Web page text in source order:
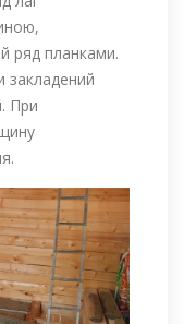
ряд планками.
закладений
При